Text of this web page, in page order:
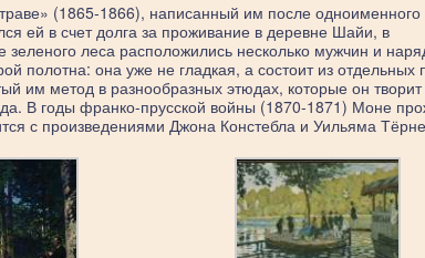
(1865-1866), написанный им после одноименного
ей в счет долга за проживание в деревне Шайи, в
леса расположились несколько мужчин и
она уже не гладкая, а состоит из отдельных
им метод в разнообразных этюдах, которые он творит
В годы франко-прусской войны (1870-1871) Моне
с произведениями Джона Констебла и Уильяма